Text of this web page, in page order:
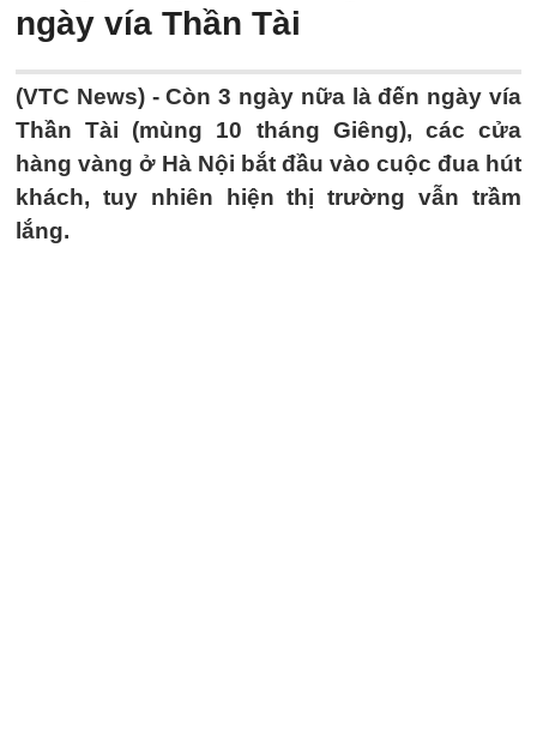
ngày vía Thần Tài
(VTC News) -Còn 3 ngày nữa là đến ngày vía
Thần Tài (mùng 10 tháng Giêng), các cửa
hàng vàng ở Hà Nội bắt đầu vào cuộc đua hút
khách, tuy nhiên hiện thị trường vẫn trầm
lắng.